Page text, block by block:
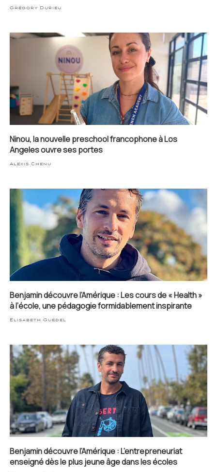
Grégory Durieu
Ninou, la nouvelle preschool francophone à Los
Angeles ouvre ses portes
Alexis Chenu
Benjamin découvre l’Amérique : Les cours de « Health »
à l’école, une pédagogie formidablement inspirante
Elisabeth Guédel
Benjamin découvre l’Amérique : L’entrepreneuriat
enseigné dès le plus jeune âge dans les écoles